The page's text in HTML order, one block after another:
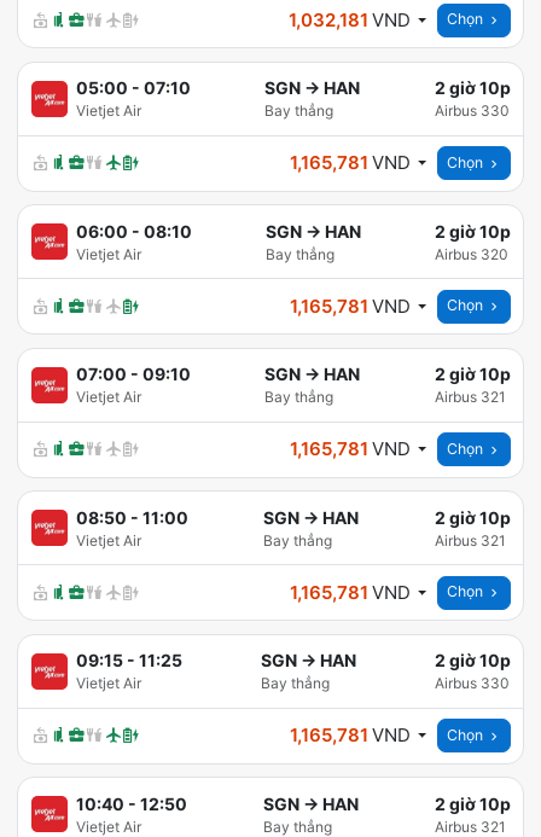
1,032,181 VND Chọn
05:00 - 07:10
Vietjet Air
SGN → HAN
Bay thẳng
2 giờ 10p
Airbus 330
1,165,781 VND Chọn
06:00 - 08:10
Vietjet Air
SGN → HAN
Bay thẳng
2 giờ 10p
Airbus 320
1,165,781 VND Chọn
07:00 - 09:10
Vietjet Air
SGN → HAN
Bay thẳng
2 giờ 10p
Airbus 321
1,165,781 VND Chọn
08:50 - 11:00
Vietjet Air
SGN → HAN
Bay thẳng
2 giờ 10p
Airbus 321
1,165,781 VND Chọn
09:15- 11:25
Vietjet Air
SGN → HAN
Bay thẳng
2 giờ 10p
Airbus 330
1,165,781 VND Chọn
10:40 - 12:50
Vietjet Air
SGN → HAN
Bay thẳng
2 giờ 10p
Airbus 321